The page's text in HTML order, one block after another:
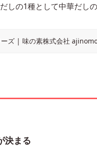
しの1種として中華だしの
ズ | 味の素株式会社
決まる